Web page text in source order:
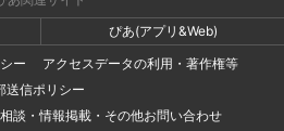
ぴあ(アプリ&Web)
ー
アクセスデータの利用・著作権等
送信ポリシー
談・情報掲載・その他お問い合わせ